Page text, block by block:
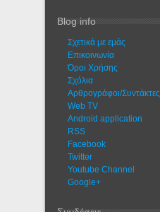
Blog info
Σχετικά με εμάς
Eπικοινωνία
Όροι Χρήσης
Σχόλια
Αρθρογράφοι/Συντάκτες
Web TV
Android application
RSS
Facebook
Twitter
Youtube Channel
Google+